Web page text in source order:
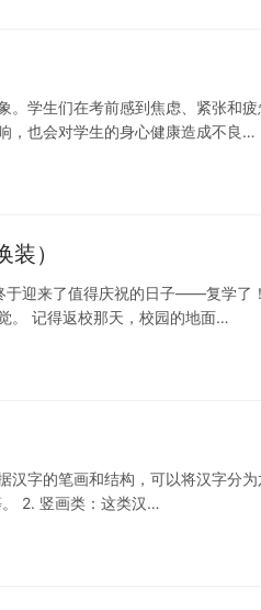
。学生们在考前感到焦虑、紧张和
，也会对学生的身心健康造成不良…
）
于迎来了值得庆祝的日子——复学了
。 记得返校那天，校园的地面…
字的笔画和结构，可以将汉字分
2. 竖画类：这类汉…